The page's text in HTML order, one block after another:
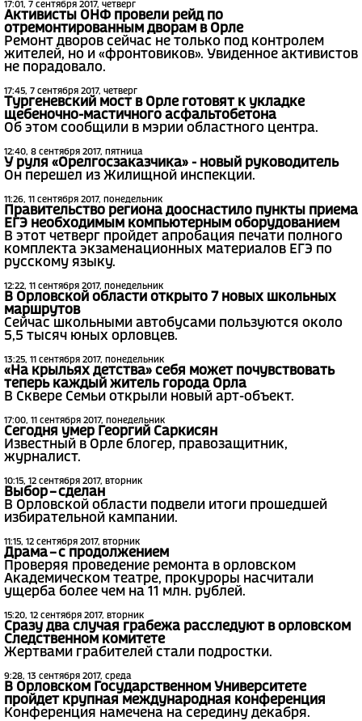
17:01, 7 сентября 2017, четверг
Активисты ОНФ провели рейд по
отремонтированным дворам в Орле
Ремонт дворов сейчас не только под контролем
жителей, но и «фронтовиков». Увиденное активистов
не порадовало.
17:45, 7 сентября 2017, четверг
Тургеневский мост в Орле готовят к укладке
щебеночно-мастичного асфальтобетона
Об этом сообщили в мэрии областного центра.
12:40, 8 сентября 2017, пятница
У руля «Орелгосзаказчика» - новый руководитель
Он перешел из Жилищной инспекции.
11:26, 11 сентября 2017, понедельник
Правительство региона дооснастило пункты приема
ЕГЭ необходимым компьютерным оборудованием
В этот четверг пройдет апробация печати полного
комплекта экзаменационных материалов ЕГЭ по
русскому языку.
12:22, 11 сентября 2017, понедельник
В Орловской области открыто 7 новых школьных
маршрутов
Сейчас школьными автобусами пользуются около
5,5 тысяч юных орловцев.
13:25, 11 сентября 2017, понедельник
«На крыльях детства» себя может почувствовать
теперь каждый житель города Орла
В Сквере Семьи открыли новый арт-объект.
17:00, 11 сентября 2017, понедельник
Сегодня умер Георгий Саркисян
Известный в Орле блогер, правозащитник,
журналист.
10:15, 12 сентября 2017, вторник
Выбор – сделан
В Орловской области подвели итоги прошедшей
избирательной кампании.
11:15, 12 сентября 2017, вторник
Драма – с продолжением
Проверяя проведение ремонта в орловском
Академическом театре, прокуроры насчитали
ущерба более чем на 11 млн. рублей.
15:20, 12 сентября 2017, вторник
Сразу два случая грабежа расследуют в орловском
Следственном комитете
Жертвами грабителей стали подростки.
9:28, 13 сентября 2017, среда
В Орловском Государственном Университете
пройдет крупная международная конференция
Конференция намечена на середину декабря.